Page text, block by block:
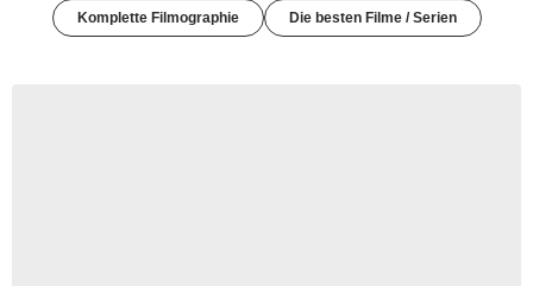
Komplette Filmographie Die besten Filme / Serien